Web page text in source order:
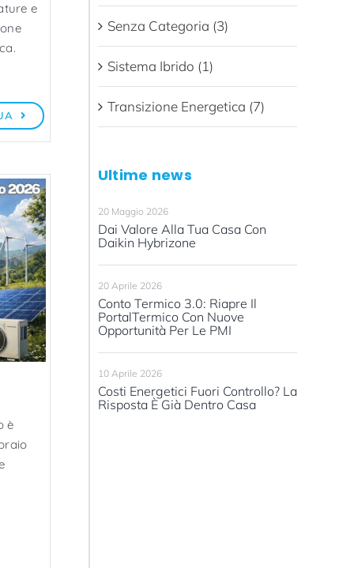
e
è
Senza Categoria (3)
Sistema Ibrido (1)
Transizione Energetica (7)
Ultime news
20 Maggio 2026
Dai Valore Alla Tua Casa Con
Daikin Hybrizone
20 Aprile 2026
Conto Termico 3.0: Riapre Il
PortalTermico Con Nuove
Opportunità Per Le PMI
10 Aprile 2026
Costi Energetici Fuori Controllo? La
Risposta È Già Dentro Casa